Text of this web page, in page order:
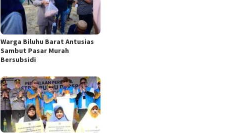
Warga Biluhu Barat Antusias
Sambut Pasar Murah
Bersubsidi